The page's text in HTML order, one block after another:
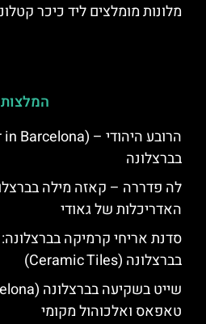
מלונות מומלצים ליד כיכר
המלצות
בברצלונה
לה פדררה – קאזה מילה
האדריכלות של גאודי
סדנת אריחי קרמיקה
בברצלונה (Ceramic Tiles)
טאפאס ואלכוהול מקומי